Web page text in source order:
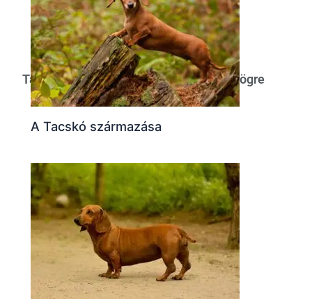
Tacskó egyenlő vicces és cuki színes bögre
A Tacskó származása